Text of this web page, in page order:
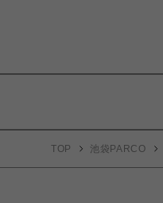
TOP 池袋PARCO